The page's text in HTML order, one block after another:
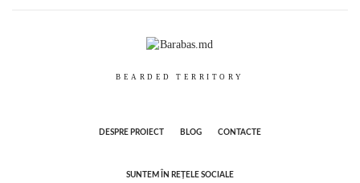
BEARDED TERRITORY
DESPRE PROIECT BLOG CONTACTE
SUNTEM ÎN REȚELE SOCIALE